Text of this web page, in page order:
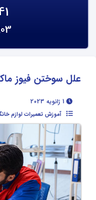
علل سوختن فیوز
آموزش تعمیرات لوازم